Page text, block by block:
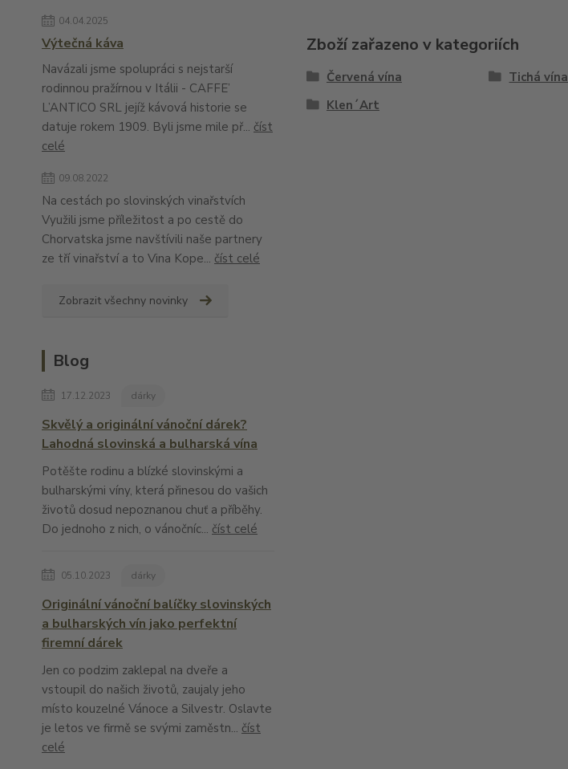
04.04.2025
Výtečná káva
Navázali jsme spolupráci s nejstarší
rodinnou pražírnou v Itálii - CAFFE’
L’ANTICO SRL jejíž kávová historie se
datuje rokem 1909. Byli jsme mile př... číst
celé
09.08.2022
Na cestách po slovinských vinařstvích
Využili jsme příležitost a po cestě do
Chorvatska jsme navštívili naše partnery
ze tří vinařství a to Vina Kope... číst celé
Zobrazit všechny novinky
Blog
17.12.2023 dárky
Skvělý a originální vánoční dárek?
Lahodná slovinská a bulharská vína
Potěšte rodinu a blízké slovinskými a
bulharskými víny, která přinesou do vašich
životů dosud nepoznanou chuť a příběhy.
Do jednoho z nich, o vánočníc... číst celé
05.10.2023 dárky
Originální vánoční balíčky slovinských
a bulharských vín jako perfektní
firemní dárek
Jen co podzim zaklepal na dveře a
vstoupil do našich životů, zaujaly jeho
místo kouzelné Vánoce a Silvestr. Oslavte
je letos ve firmě se svými zaměstn... číst
celé
Zboží zařazeno v kategoriích
Červená vína Tichá vína
Klen´Art